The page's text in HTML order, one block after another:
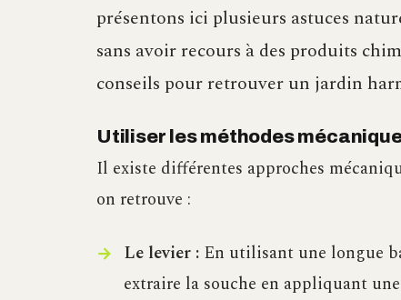
présentons ici plusieurs astuces
sans avoir recours à des produits
conseils pour retrouver un jardin
Utiliser les méthodes
Il existe différentes approches
on retrouve :
Le levier :En utilisant une longue
extraire la souche en appliquant